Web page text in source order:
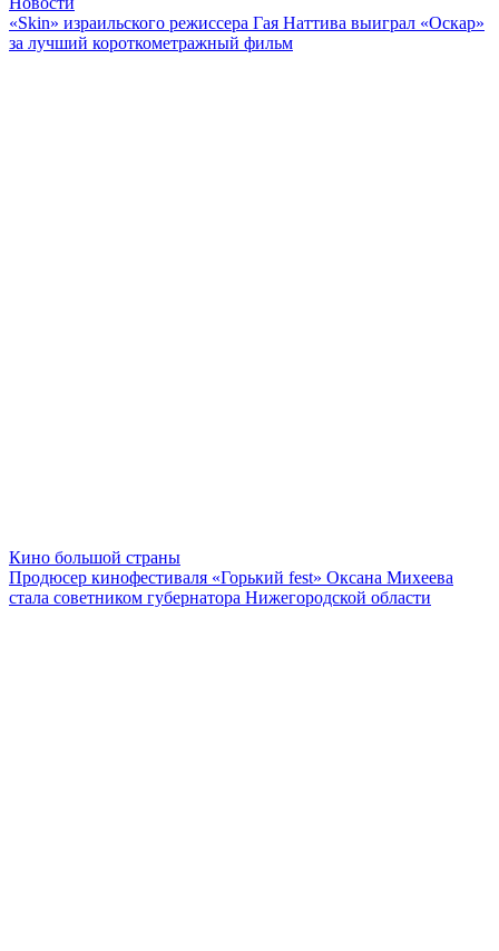
«Skin» израильского режиссера Гая Наттива выиграл «Оскар»
за лучший короткометражный фильм
Кино большой страны
Продюсер кинофестиваля «Горький fest» Оксана Михеева
стала советником губернатора Нижегородской области